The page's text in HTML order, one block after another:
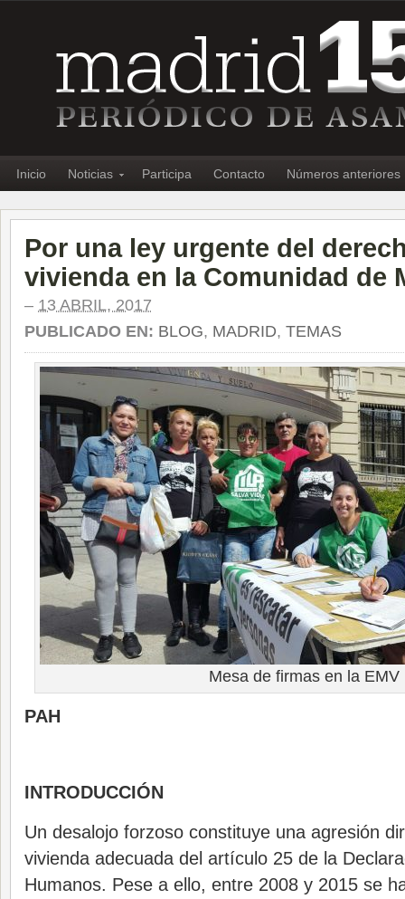
Inicio Noticias Participa Contacto Números anteriores
Por una ley urgente del
vivienda en la Comunidad de
– 13 ABRIL, 2017
PUBLICADO EN: BLOG, MADRID, TEMAS
Mesa de firmas en la EMV
PAH
INTRODUCCIÓN
Un desalojo forzoso constituye una agresión
vivienda adecuada del artículo 25 de la
Humanos. Pese a ello, entre 2008 y 2015 se